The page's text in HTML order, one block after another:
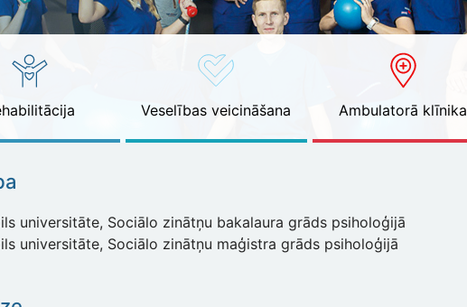
Veselības veicināšana Ambulatorā klīnika
universitāte, Sociālo zinātņu bakalaura grāds psiholoģijā
universitāte, Sociālo zinātņu maģistra grāds psiholoģijā